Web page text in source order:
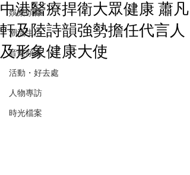
娛樂頭條
潮流生活
音樂頻道
活動・好去處
人物專訪
時光檔案
中港醫療捍衛大眾健康 蕭凡
軒及陸詩韻強勢擔任代言人
及形象健康大使